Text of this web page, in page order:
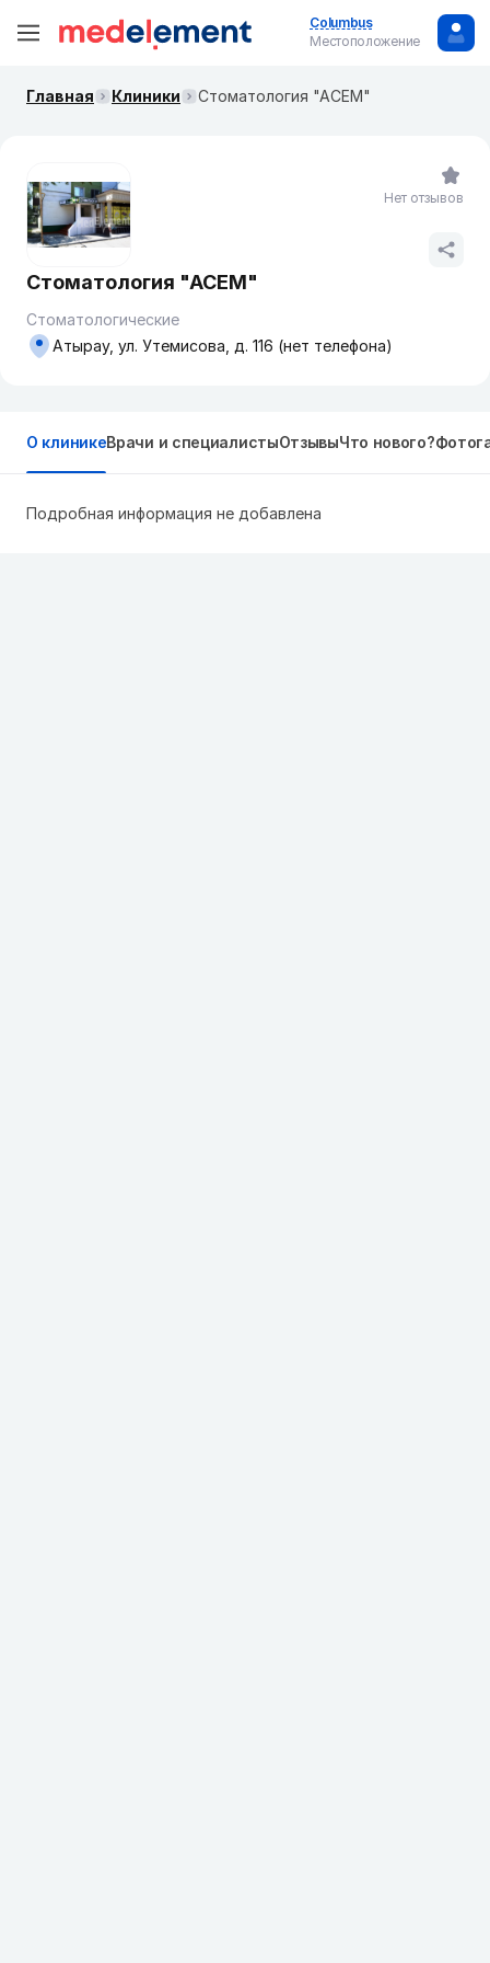
Columbus
Местоположение
Главная Клиники Стоматология "АСЕМ"
Стоматология "АСЕМ"
Стоматологические
Атырау, ул. Утемисова, д. 116 (нет телефона)
Нет отзывов
О клиникеВрачи и специалистыОтзывыЧто нового?
Подробная информация не добавлена